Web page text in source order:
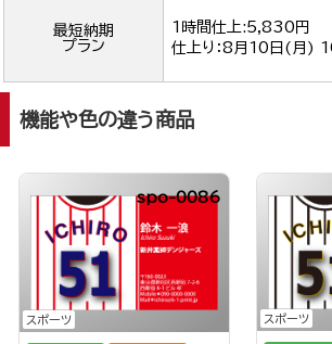
最短納期
プラン
1時間仕上:5,830円
仕上り：8月10日(月)
機能や色の違う商品
スポーツ
spo-0086
スポーツ